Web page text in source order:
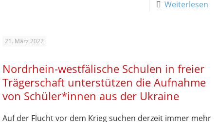
Weiterlesen
21. März 2022
Nordrhein-westfälische Schulen in freier
Trägerschaft unterstützen die Aufnahme
von Schüler*innen aus der Ukraine
Auf der Flucht vor dem Krieg suchen derzeit immer mehr